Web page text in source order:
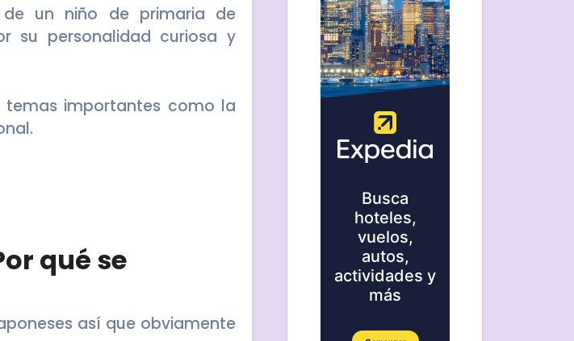
un niño de primaria de
su personalidad curiosa y
temas importantes como la
qué se
así que obviamente